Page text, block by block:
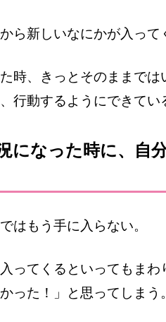
ら新しいなにかが入って
時、きっとそのままでは
行動するようにできてい
になった時に、自
はもう手に入らない。
ってくるといってもま
った！」と思ってしまう。